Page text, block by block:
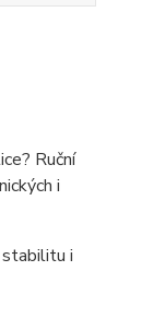
Ruční
i
stabilitu i